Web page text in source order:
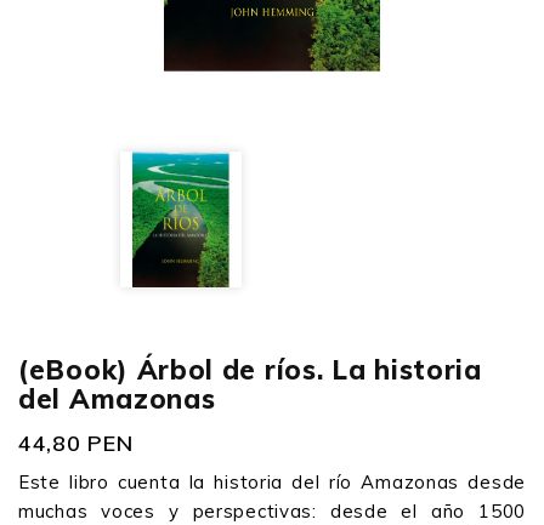
(eBook) Árbol de ríos. La historia
del Amazonas
44,80 PEN
Este libro cuenta la historia del río Amazonas desde
muchas voces y perspectivas: desde el año 1500